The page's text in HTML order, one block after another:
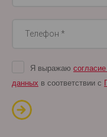
Я выражаю
данных в соответствии с